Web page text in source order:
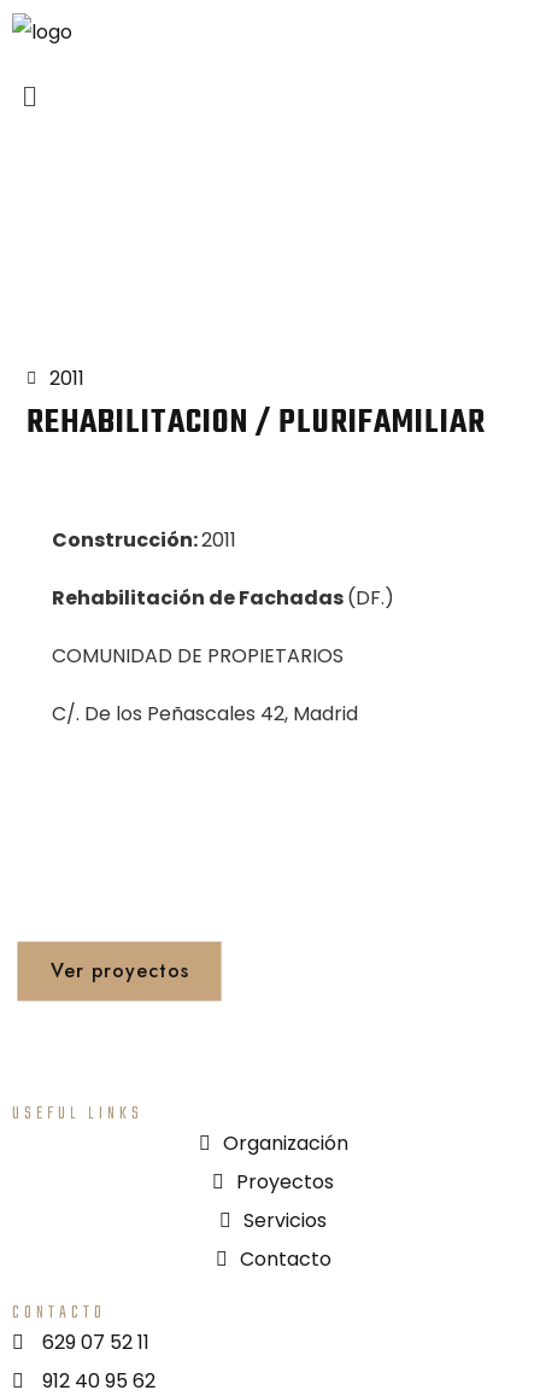
2011
REHABILITACION / PLURIFAMILIAR
Construcción:2011
Rehabilitación de Fachadas(DF.)
COMUNIDAD DE PROPIETARIOS
C/. De los Peñascales 42, Madrid
Ver proyectos
USEFUL LINKS
Organización
Proyectos
Servicios
Contacto
CONTACTO
629 07 52 11
912 40 95 62